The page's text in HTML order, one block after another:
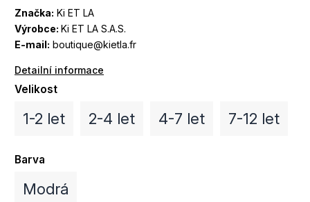
Značka: Ki ET LA
Výrobce: Ki ET LA S.A.S.
E-mail: boutique@kietla.fr
Detailní informace
Velikost
1-2 let 2-4 let 4-7 let 7-12 let
Barva
Modrá